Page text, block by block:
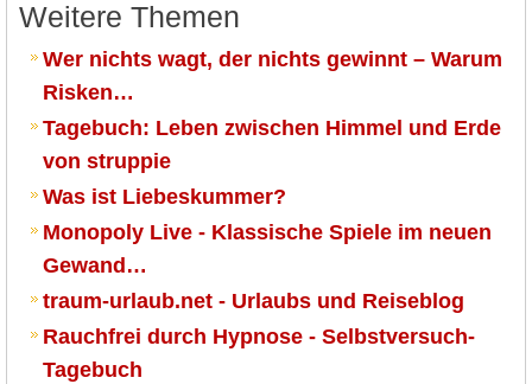
Weitere Themen
Wer nichts wagt, der nichts gewinnt – Warum
Risken…
Tagebuch: Leben zwischen Himmel und Erde
von struppie
Was ist Liebeskummer?
Monopoly Live - Klassische Spiele im neuen
Gewand…
traum-urlaub.net - Urlaubs und Reiseblog
Rauchfrei durch Hypnose - Selbstversuch-
Tagebuch